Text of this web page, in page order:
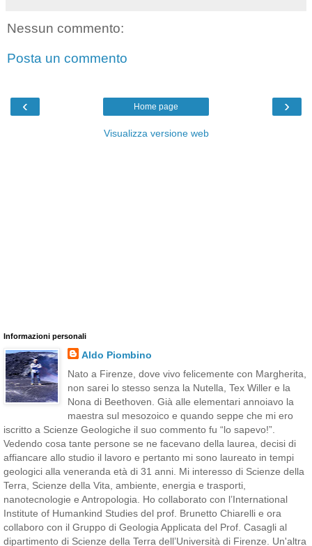
Nessun commento:
Posta un commento
‹ ›
Home page
Visualizza versione web
Informazioni personali
Aldo Piombino
Nato a Firenze, dove vivo felicemente con Margherita,
non sarei lo stesso senza la Nutella, Tex Willer e la
Nona di Beethoven. Già alle elementari annoiavo la
maestra sul mesozoico e quando seppe che mi ero
iscritto a Scienze Geologiche il suo commento fu “lo sapevo!”.
Vedendo cosa tante persone se ne facevano della laurea, decisi di
affiancare allo studio il lavoro e pertanto mi sono laureato in tempi
geologici alla veneranda età di 31 anni. Mi interesso di Scienze della
Terra, Scienze della Vita, ambiente, energia e trasporti,
nanotecnologie e Antropologia. Ho collaborato con l’International
Institute of Humankind Studies del prof. Brunetto Chiarelli e ora
collaboro con il Gruppo di Geologia Applicata del Prof. Casagli al
dipartimento di Scienze della Terra dell’Università di Firenze. Un'altra